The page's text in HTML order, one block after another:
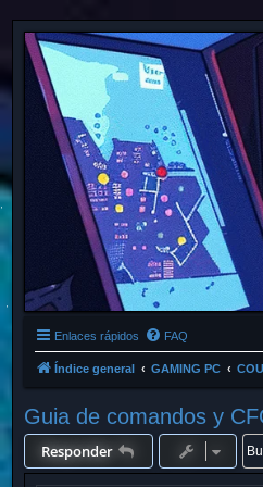
Enlaces rápidos FAQ
Índice general GAMING PC
Guia de comandos y
Responder